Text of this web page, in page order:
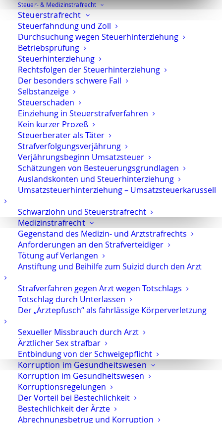
Steuer- & Medizinstrafrecht
Steuerstrafrecht
Steuerfahndung und Zoll
Durchsuchung wegen Steuerhinterziehung
Betriebsprüfung
Steuerhinterziehung
Rechtsfolgen der Steuerhinterziehung
Der besonders schwere Fall
Selbstanzeige
Steuerschaden
Einziehung in Steuerstrafverfahren
Kein kurzer Prozeß
Steuerberater als Täter
Strafverfolgungsverjährung
Verjährungsbeginn Umsatzsteuer
Schätzungen von Besteuerungsgrundlagen
Auslandskonten und Steuerhinterziehung
Umsatzsteuerhinterziehung – Umsatzsteuerkarussell
Schwarzlohn und Steuerstrafrecht
Medizinstrafrecht
Gegenstand des Medizin- und Arztstrafrechts
Anforderungen an den Strafverteidiger
Tötung auf Verlangen
Anstiftung und Beihilfe zum Suizid durch den Arzt
Strafverfahren gegen Arzt wegen Totschlags
Totschlag durch Unterlassen
Der „Ärztepfusch“ als fahrlässige Körperverletzung
Sexueller Missbrauch durch Arzt
Ärztlicher Sex strafbar
Entbindung von der Schweigepflicht
Korruption im Gesundheitswesen
Korruption im Gesundheitswesen
Korruptionsregelungen
Der Vorteil bei Bestechlichkeit
Bestechlichkeit der Ärzte
Abrechnungsbetrug und Korruption
organisierte Unternehmen
Steuerberater und Wirtschaftsprüfer
Ärzte, Apotheker und Angehörige
medizinischer Berufe
Privatpersonen
Was Sie von mir erwarten können
Klare Einschätzung
Sie erhalten eine realistische rechtliche
Bewertung Ihrer Situation – ohne
Beschönigung, aber mit klarem Blick auf
Chancen, Risiken und
Handlungsmöglichkeiten.
Diskretes Vorgehen
Strafverfahren sind oft nicht nur juristisch,
sondern auch persönlich und beruflich
belastend. Diskretion und Verlässlichkeit
sind deshalb selbstverständlich.
Individuelle Verteidigungsstrategie
eine Verteidigungsstrategie, die auf den
konkreten Vorwurf, die Beweislage und die
prozessuale Situation abgestimmt ist.
Konsequente Interessenvertretung
Ich vertrete ausschließlich Ihre Interessen –
mit Nachdruck gegenüber